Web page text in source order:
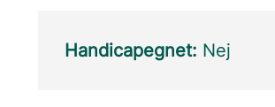
Handicapegnet: Nej